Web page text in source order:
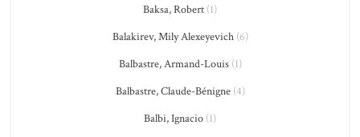
Baksa, Robert (1)
Balakirev, Mily Alexeyevich(6)
Balbastre, Armand-Louis(1)
Balbastre, Claude-Bénigne(4)
Balbi, Ignacio (1)